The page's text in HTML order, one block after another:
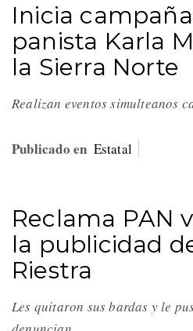
Inicia
panista Karla
la Sierra Norte
Realizan eventos simulteanos
Publicado en Estatal
Reclama PAN
la publicidad
Riestra
Les quitaron sus bardas y le